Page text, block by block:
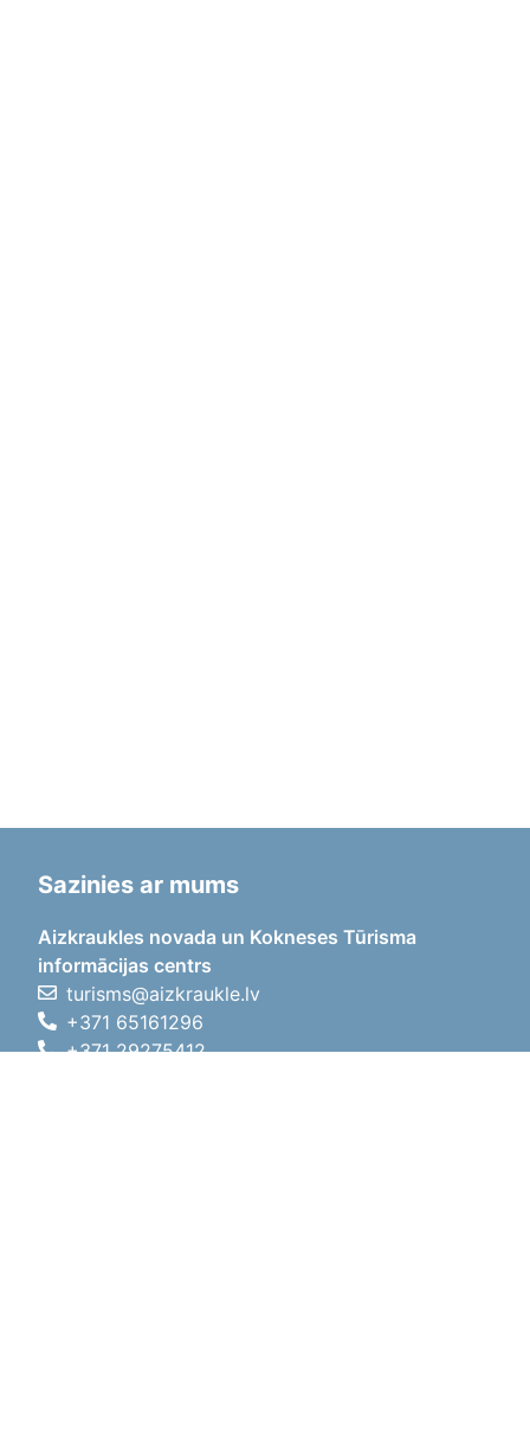
Sazinies ar mums
Aizkraukles novada un Kokneses Tūrisma
informācijas centrs
turisms@aizkraukle.lv
+371 65161296
+371 29275412